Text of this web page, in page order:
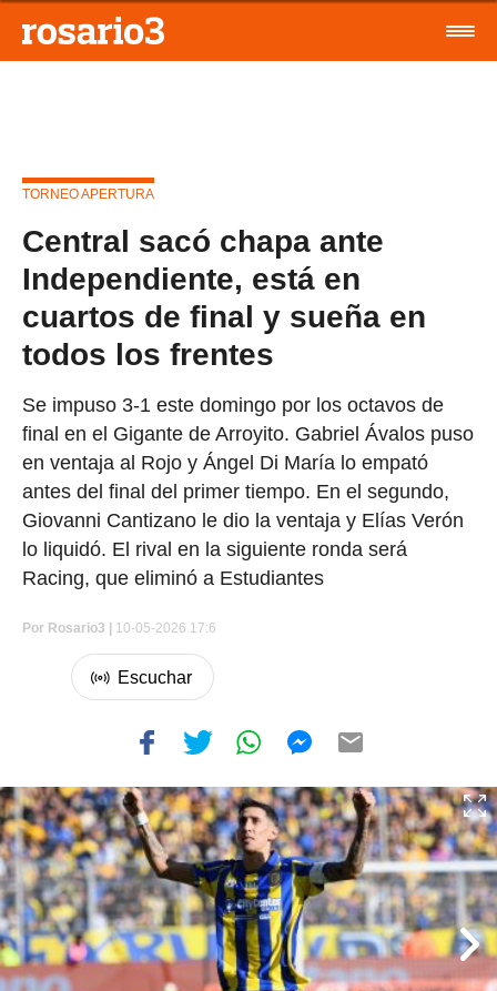
TORNEO APERTURA
Central sacó chapa ante
Independiente, está en
cuartos de final y sueña en
todos los frentes
Se impuso 3-1 este domingo por los octavos de
final en el Gigante de Arroyito. Gabriel Ávalos puso
en ventaja al Rojo y Ángel Di María lo empató
antes del final del primer tiempo. En el segundo,
Giovanni Cantizano le dio la ventaja y Elías Verón
lo liquidó. El rival en la siguiente ronda será
Racing, que eliminó a Estudiantes
Por Rosario3 | 10-05-2026 17:6